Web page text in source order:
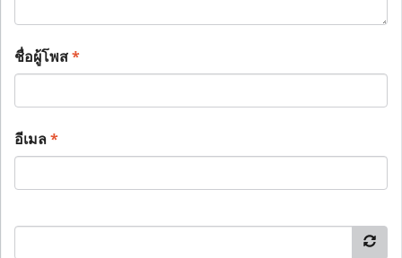
ชื่อผู้โพส*
อีเมล*